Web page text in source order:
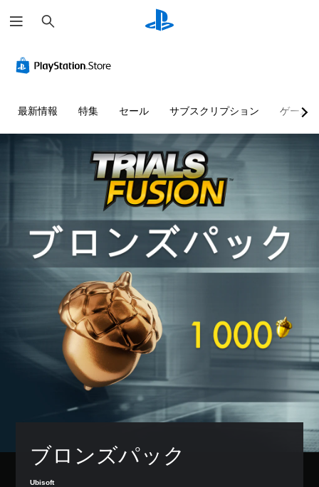
索
最新情報 特集 セール サブスクリプション ゲーム
ブロンズパック
Ubisoft